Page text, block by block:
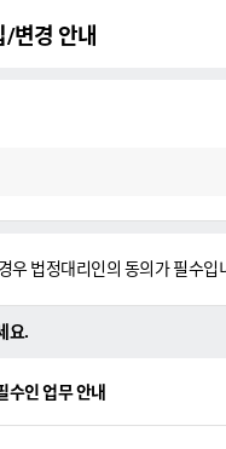
변경 안내
우 법정대리인의 동의가 필수입
요.
수인 업무 안내